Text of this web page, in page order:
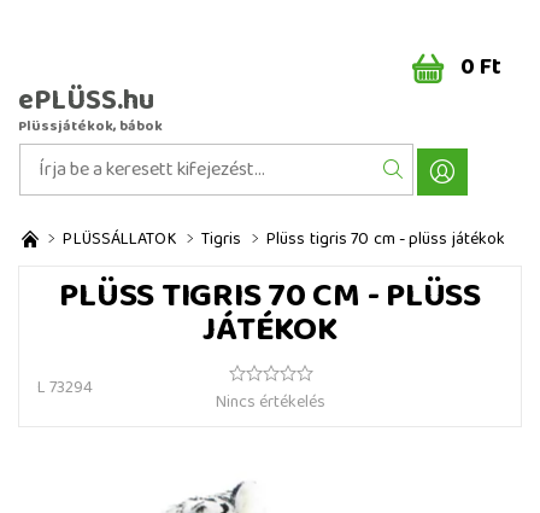
ePLÜSS.hu
Plüssjátékok, bábok
0 Ft
PLÜSSÁLLATOK Tigris Plüss tigris 70 cm - plüss játékok
PLÜSS TIGRIS 70 CM - PLÜSS
JÁTÉKOK
L 73294
Nincs értékelés